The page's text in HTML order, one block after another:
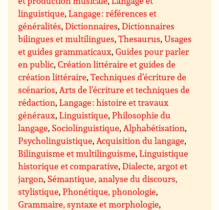
linguistique,Langage : références et
généralités,Dictionnaires,Dictionnaires
bilingues et multilingues,Thesaurus,Usages
et guides grammaticaux,Guides pour parler
en public,Création littéraire et guides de
création littéraire,Techniques d’écriture de
scénarios,Arts de l’écriture et techniques de
rédaction,Langage : histoire et travaux
généraux,Linguistique,Philosophie du
langage, Sociolinguistique,Alphabétisation,
Psycholinguistique,Acquisition du langage,
Bilinguisme et multilinguisme,Linguistique
historique et comparative,Dialecte, argot et
jargon, Sémantique, analyse du discours,
stylistique,Phonétique, phonologie,
Grammaire, syntaxe et morphologie,